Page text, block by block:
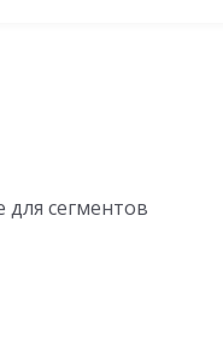
сегментов